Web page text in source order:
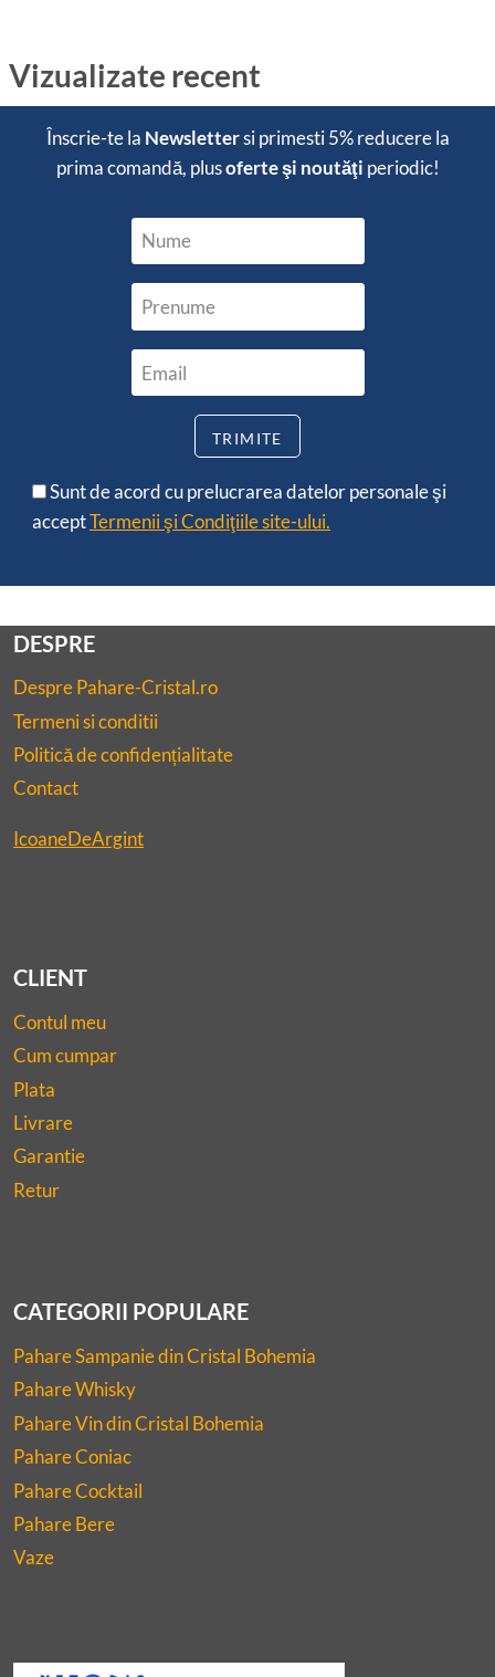
Vizualizate recent
Înscrie-te la Newslettersi primesti5% reducerela
prima comandă, plusoferte şi noutăţi periodic!
Sunt de acord cu prelucrarea datelor personale şi
acceptTermenii şi Condiţiile site-ului.
DESPRE
Despre Pahare-Cristal.ro
Termeni si conditii
Politică de confidențialitate
Contact
IcoaneDeArgint
CLIENT
Contul meu
Cum cumpar
Plata
Livrare
Garantie
Retur
CATEGORII POPULARE
Pahare Sampanie din Cristal Bohemia
Pahare Whisky
Pahare Vin din Cristal Bohemia
Pahare Coniac
Pahare Cocktail
Pahare Bere
Vaze